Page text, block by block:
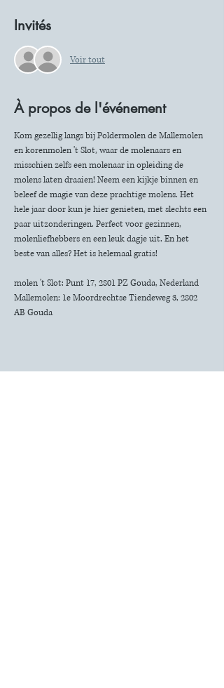
Invités
Voir tout
À propos de l'événement
Kom gezellig langs bij Poldermolen de Mallemolen
en korenmolen 't Slot, waar de molenaars en
misschien zelfs een molenaar in opleiding de
molens laten draaien! Neem een kijkje binnen en
beleef de magie van deze prachtige molens. Het
hele jaar door kun je hier genieten, met slechts een
paar uitzonderingen. Perfect voor gezinnen,
molenliefhebbers en een leuk dagje uit. En het
beste van alles? Het is helemaal gratis!
molen 't Slot: Punt 17, 2801 PZ Gouda, Nederland
Mallemolen: 1e Moordrechtse Tiendeweg 3, 2802
AB Gouda